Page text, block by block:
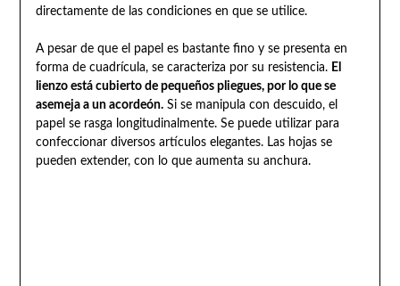
directamente de las condiciones en que se utilice.
A pesar de que el papel es bastante fino y se presenta en
forma de cuadrícula, se caracteriza por su resistencia. El
lienzo está cubierto de pequeños pliegues, por lo que se
asemeja a un acordeón.Si se manipula con descuido, el
papel se rasga longitudinalmente. Se puede utilizar para
confeccionar diversos artículos elegantes. Las hojas se
pueden extender, con lo que aumenta su anchura.